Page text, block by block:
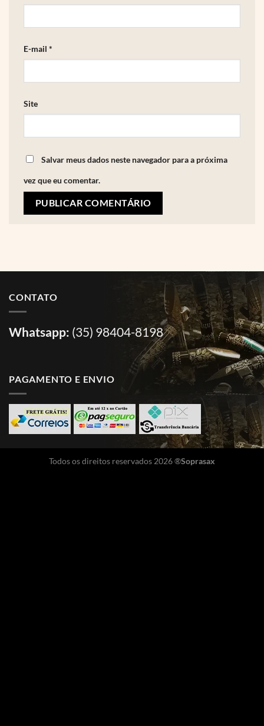
E-mail *
Site
Salvar meus dados neste navegador para a próxima
vez que eu comentar.
CONTATO
Whatsapp: (35) 98404-8198
PAGAMENTO E ENVIO
Todos os direitos reservados 2026 ®Soprasax